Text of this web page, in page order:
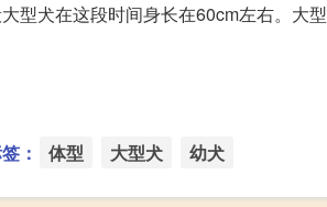
型犬在这段时间身长在60cm左右。大
： 体型 大型犬 幼犬